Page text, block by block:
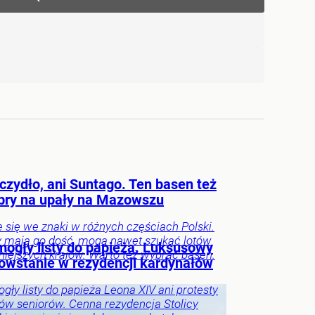
ani Suntago. Ten basen też
na upały na Mazowszu
się we znaki w różnych częściach Polski.
mają go dość, mogą nawet szukać lotów
krajów. Warto też wybrać basen.
listy do papieża. Luksusowy
w rezydencji kardynałów
listy do papieża Leona XIV ani protesty
seniorów. Cenna rezydencja Stolicy